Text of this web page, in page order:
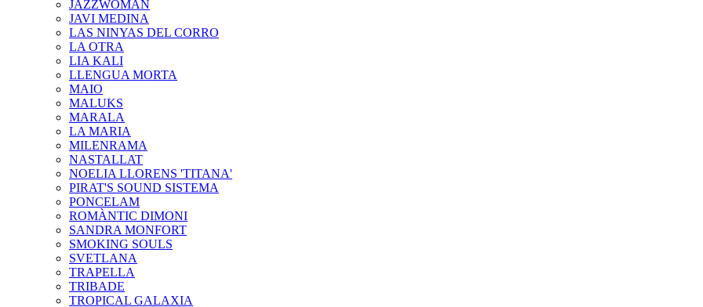
JAZZWOMAN
JAVI MEDINA
LAS NINYAS DEL CORRO
LA OTRA
LIA KALI
LLENGUA MORTA
MAIO
MALUKS
MARALA
LA MARIA
MILENRAMA
NASTALLAT
NOELIA LLORENS 'TITANA'
PIRAT'S SOUND SISTEMA
PONCELAM
ROMÀNTIC DIMONI
SANDRA MONFORT
SMOKING SOULS
SVETLANA
TRAPELLA
TRIBADE
TROPICAL GALAXIA